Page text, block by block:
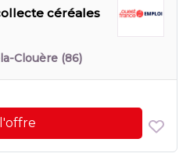
céréales
Clouère (86)